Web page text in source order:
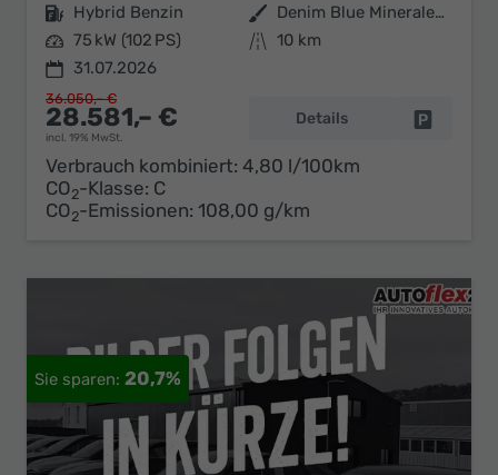
Kraftstoff Hybrid Benzin Außenfarbe
Denim Blue Mineraleffekt
Leistung 75 kW (102 PS) Kilometerstand 10 km
31.07.2026
28.581,– €
incl. 19% MwSt.
36.050,– €
Details
Verbrauch kombiniert: 4,80 l/100km
CO2-Klasse: C
CO2-Emissionen: 108,00 g/km
20,7%